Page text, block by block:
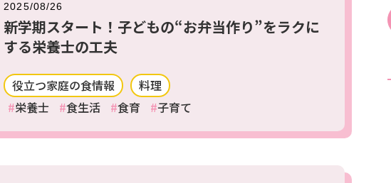
2025/08/26
新学期スタート！子どもの“お弁当作り”をラクに
する栄養士の工夫
役立つ家庭の食情報
料理
栄養士
食生活 食育 子育て